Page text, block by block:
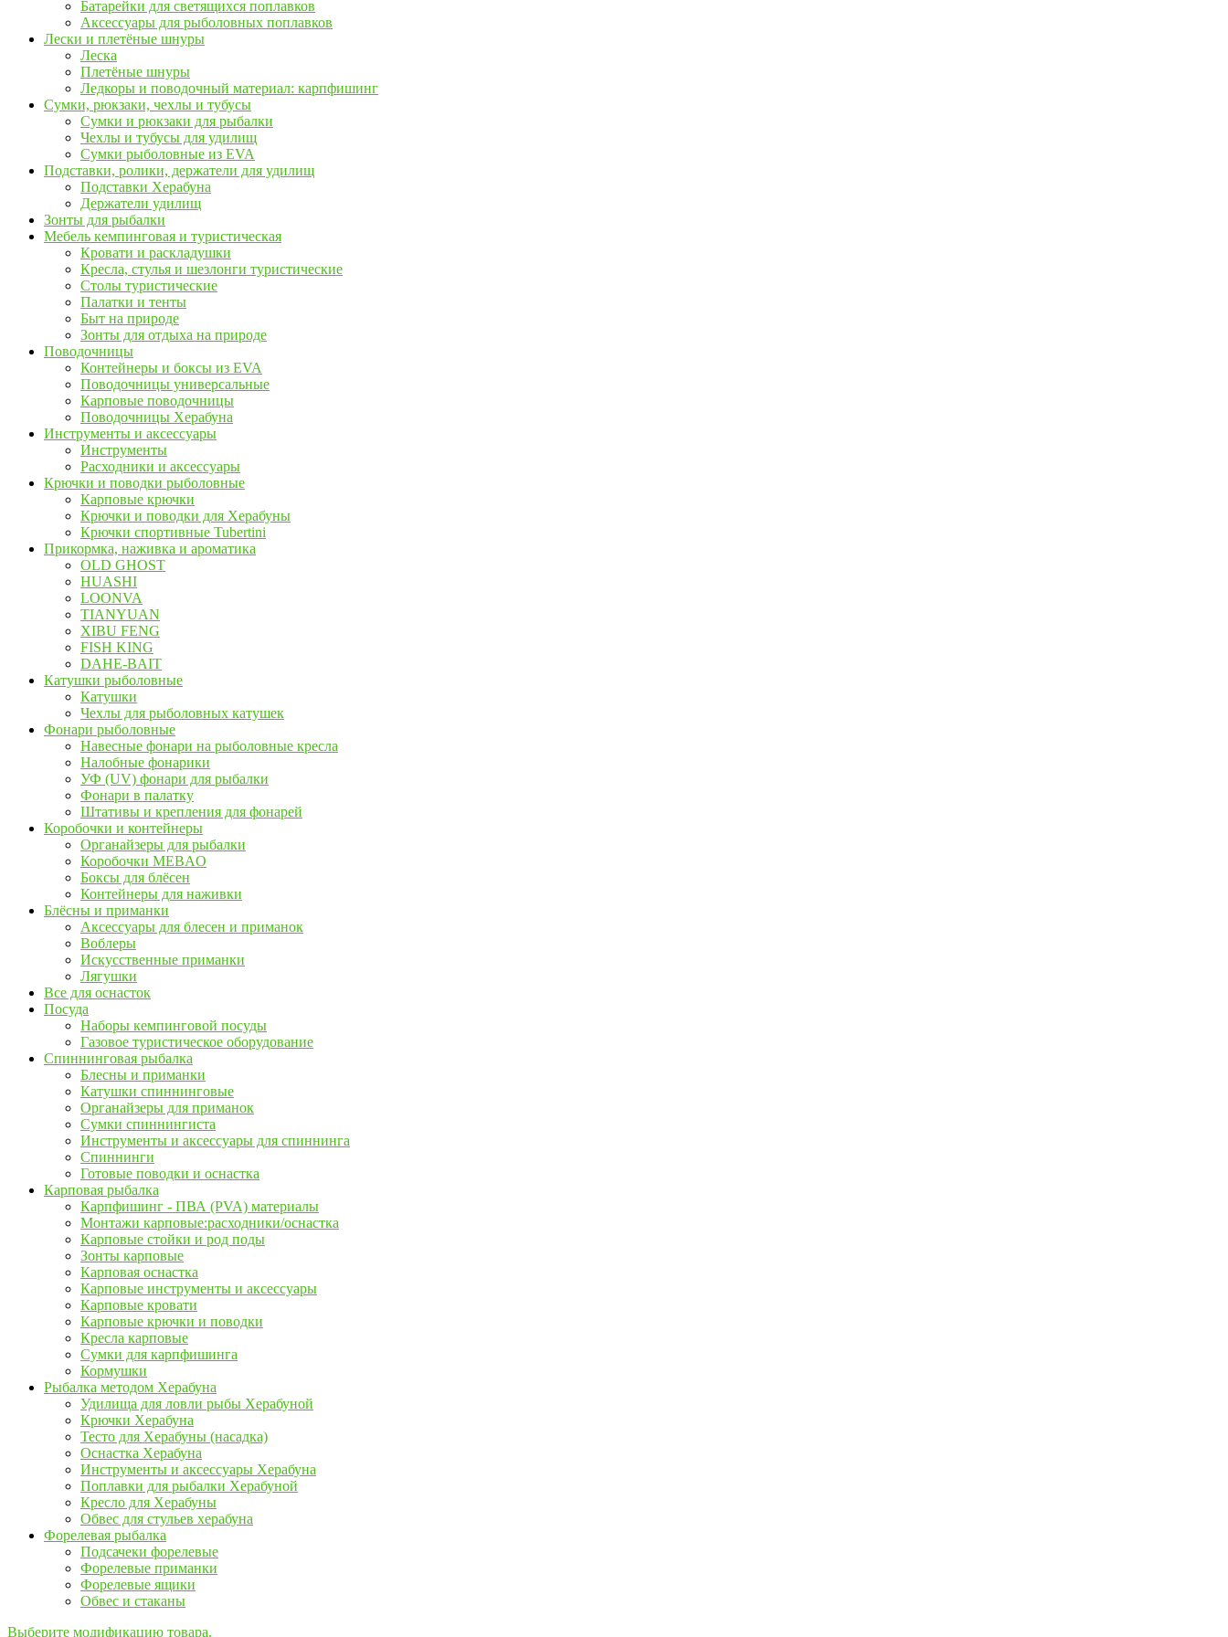
Батарейки для светящихся поплавков
Аксессуары для рыболовных поплавков
Лески и плетёные шнуры
Леска
Плетёные шнуры
Ледкоры и поводочный материал: карпфишинг
Сумки, рюкзаки, чехлы и тубусы
Сумки и рюкзаки для рыбалки
Чехлы и тубусы для удилищ
Сумки рыболовные из EVA
Подставки, ролики, держатели для удилищ
Подставки Херабуна
Держатели удилищ
Зонты для рыбалки
Мебель кемпинговая и туристическая
Кровати и раскладушки
Кресла, стулья и шезлонги туристические
Столы туристические
Палатки и тенты
Быт на природе
Зонты для отдыха на природе
Поводочницы
Контейнеры и боксы из EVA
Поводочницы универсальные
Карповые поводочницы
Поводочницы Херабуна
Инструменты и аксессуары
Инструменты
Расходники и аксессуары
Крючки и поводки рыболовные
Карповые крючки
Крючки и поводки для Херабуны
Крючки спортивные Tubertini
Прикормка, наживка и ароматика
OLD GHOST
HUASHI
LOONVA
TIANYUAN
XIBU FENG
FISH KING
DAHE-BAIT
Катушки рыболовные
Катушки
Чехлы для рыболовных катушек
Фонари рыболовные
Навесные фонари на рыболовные кресла
Налобные фонарики
УФ (UV) фонари для рыбалки
Фонари в палатку
Штативы и крепления для фонарей
Коробочки и контейнеры
Органайзеры для рыбалки
Коробочки MEBAO
Боксы для блёсен
Контейнеры для наживки
Блёсны и приманки
Аксессуары для блесен и приманок
Воблеры
Искусственные приманки
Лягушки
Все для оснасток
Посуда
Наборы кемпинговой посуды
Газовое туристическое оборудование
Спиннинговая рыбалка
Блесны и приманки
Катушки спиннинговые
Органайзеры для приманок
Сумки спиннингиста
Инструменты и аксессуары для спиннинга
Спиннинги
Готовые поводки и оснастка
Карповая рыбалка
Карпфишинг - ПВА (PVA) материалы
Монтажи карповые:расходники/оснастка
Карповые стойки и род поды
Зонты карповые
Карповая оснастка
Карповые инструменты и аксессуары
Карповые кровати
Карповые крючки и поводки
Кресла карповые
Сумки для карпфишинга
Кормушки
Рыбалка методом Херабуна
Удилища для ловли рыбы Херабуной
Крючки Херабуна
Тесто для Херабуны (насадка)
Оснастка Херабуна
Инструменты и аксессуары Херабуна
Поплавки для рыбалки Херабуной
Кресло для Херабуны
Обвес для стульев херабуна
Форелевая рыбалка
Подсачеки форелевые
Форелевые приманки
Форелевые ящики
Обвес и стаканы
Выберите модификацию товара.